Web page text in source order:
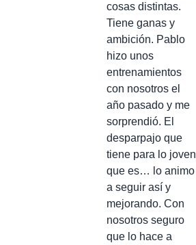
cosas distintas.
Tiene ganas y
ambición. Pablo
hizo unos
entrenamientos
con nosotros el
año pasado y me
sorprendió. El
desparpajo que
tiene para lo joven
que es… lo animo
a seguir así y
mejorando. Con
nosotros seguro
que lo hace a